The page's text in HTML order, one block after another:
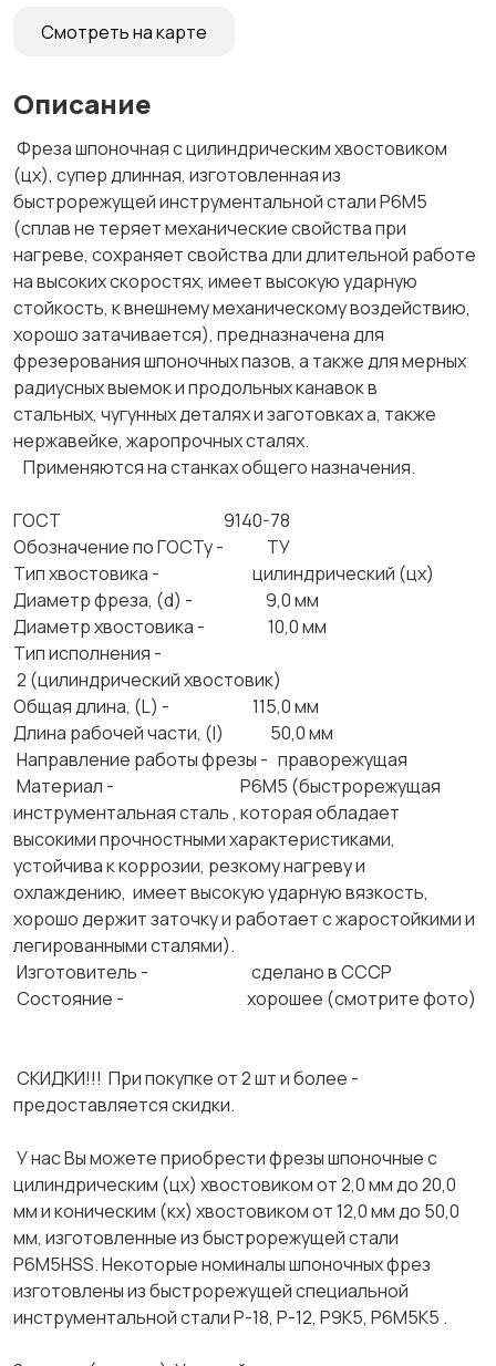
Смотреть на карте
Описание
Фреза шпоночная с цилиндрическим хвостовиком
(цх), супер длинная, изготовленная из
быстрорежущей инструментальной стали Р6М5
(сплав не теряет механические свойства при
нагреве, сохраняет свойства дли длительной работе
на высоких скоростях, имеет высокую ударную
стойкость, к внешнему механическому воздействию,
хорошо затачивается), предназначена для
фрезерования шпоночных пазов, а также для мерных
радиусных выемок и продольных канавок в
стальных, чугунных деталях и заготовках а, также
нержавейке, жаропрочных сталях.
Применяются на станках общего назначения.
ГОСТ 9140-78
Обозначение по ГОСТу - ТУ
Тип хвостовика - цилиндрический (цх)
Диаметр фреза, (d) - 9,0 мм
Диаметр хвостовика - 10,0 мм
Тип исполнения -
2 (цилиндрический хвостовик)
Общая длина, (L) - 115,0 мм
Длина рабочей части, (l) 50,0 мм
Направление работы фрезы - праворежущая
Материал - Р6М5 (быстрорежущая
инструментальная сталь , которая обладает
высокими прочностными характеристиками,
устойчива к коррозии, резкому нагреву и
охлаждению, имеет высокую ударную вязкость,
хорошо держит заточку и работает с жаростойкими и
легированными сталями).
Изготовитель - сделано в СССР
Состояние - хорошее (смотрите фото)
СКИДКИ!!! При покупке от 2 шт и более -
предоставляется скидки.
У нас Вы можете приобрести фрезы шпоночные с
цилиндрическим (цх) хвостовиком от 2,0 мм до 20,0
мм и коническим (кх) хвостовиком от 12,0 мм до 50,0
мм, изготовленные из быстрорежущей стали
Р6М5HSS. Некоторые номиналы шпоночных фрез
изготовлены из быстрорежущей специальной
инструментальной стали Р-18, Р-12, Р9К5, Р6М5К5 .